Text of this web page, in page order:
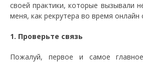
своей практики, которые вызывали
меня, как рекрутера во время онлайн
1. Проверьте связь
Пожалуй, первое и самое